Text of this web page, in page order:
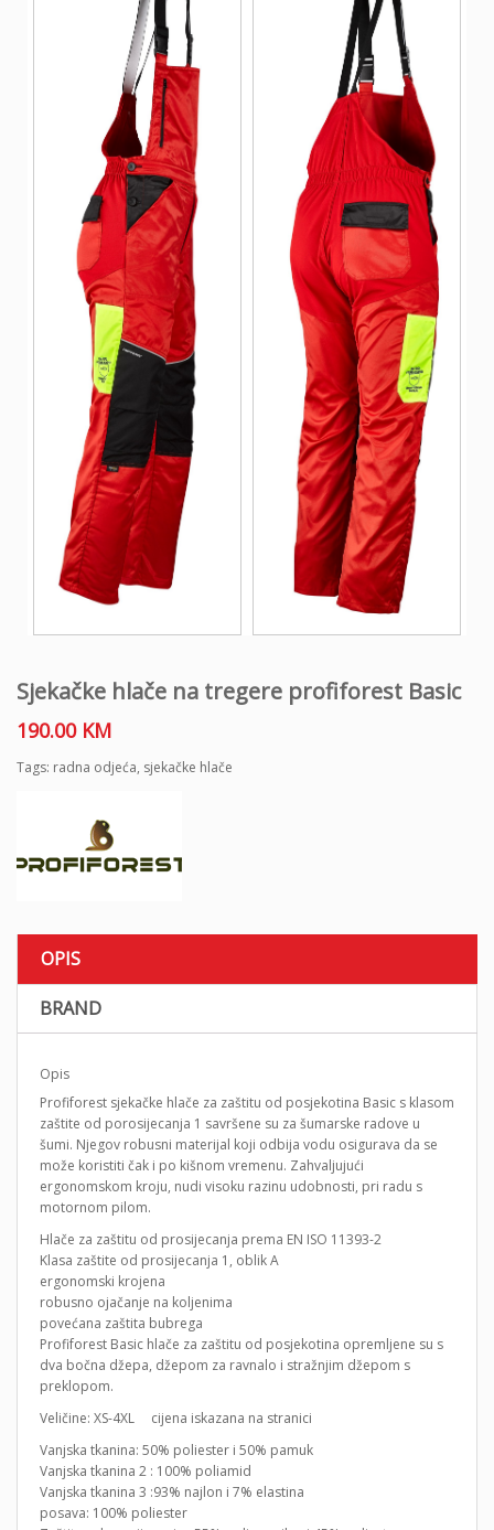
Sjekačke hlače na tregere profiforest Basic
190.00 KM
Tags: radna odjeća, sjekačke hlače
OPIS
BRAND
Opis
Profiforest sjekačke hlače za zaštitu od posjekotina Basic s klasom
zaštite od porosijecanja 1 savršene su za šumarske radove u
šumi. Njegov robusni materijal koji odbija vodu osigurava da se
može koristiti čak i po kišnom vremenu. Zahvaljujući
ergonomskom kroju, nudi visoku razinu udobnosti, pri radu s
motornom pilom.
Hlače za zaštitu od prosijecanja prema EN ISO 11393-2
Klasa zaštite od prosijecanja 1, oblik A
ergonomski krojena
robusno ojačanje na koljenima
povećana zaštita bubrega
Profiforest Basic hlače za zaštitu od posjekotina opremljene su s
dva bočna džepa, džepom za ravnalo i stražnjim džepom s
preklopom.
Veličine: XS-4XL cijena iskazana na stranici
Vanjska tkanina: 50% poliester i 50% pamuk
Vanjska tkanina 2 : 100% poliamid
Vanjska tkanina 3 :93% najlon i 7% elastina
posava: 100% poliester